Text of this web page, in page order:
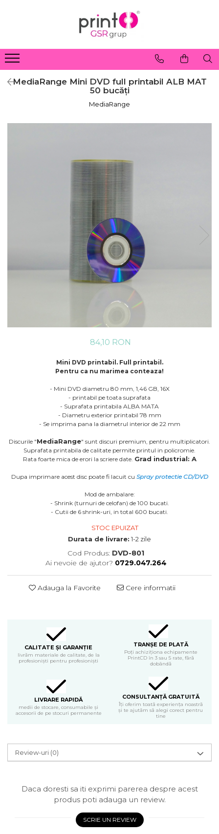
MediaRange Mini DVD full printabil ALB MAT
50 bucăți
MediaRange
84,10 RON
Mini DVD printabil. Full printabil.
Pentru ca nu marimea conteaza!
- Mini DVD diametru 80 mm, 1,46 GB, 16X
- printabil pe toata suprafata
- Suprafata printabila ALBA MATA
- Diametru exterior printabil 78 mm
- Se imprima pana la diametrul interior de 22 mm
Discurile "MediaRange" sunt discuri premium, pentru multiplicatori.
Suprafata printabila de calitate permite printul in policromie.
Rata foarte mica de erori la scriere date. Grad industrial: A
Dupa imprimare acest disc poate fi lacuit cu Spray protectie CD/DVD
Mod de ambalare:
- Shrink (turnuri de celofan) de 100 bucati.
- Cutii de 6 shrink-uri, in total 600 bucati.
STOC EPUIZAT
Durata de livrare: 1-2 zile
Cod Produs: DVD-801
Ai nevoie de ajutor? 0729.047.264
Adauga la Favorite Cere informatii
CALITATE ȘI GARANȚIE
livrăm materiale de calitate, de la
profesioniști pentru profesioniști
TRANȘE DE PLATĂ
Poți achiziționa echipamente
PrintCD în 3 sau 5 rate, fără
dobândă
LIVRARE RAPIDĂ
medii de stocare, consumabile și
accesorii de pe stocuri permanente
CONSULTANȚĂ GRATUITĂ
Îți oferim toată experiența noastră
și te ajutăm să alegi corect pentru
tine
Review-uri (0)
Daca doresti sa iti exprimi parerea despre acest
produs poti adauga un review.
SCRIE UN REVIEW